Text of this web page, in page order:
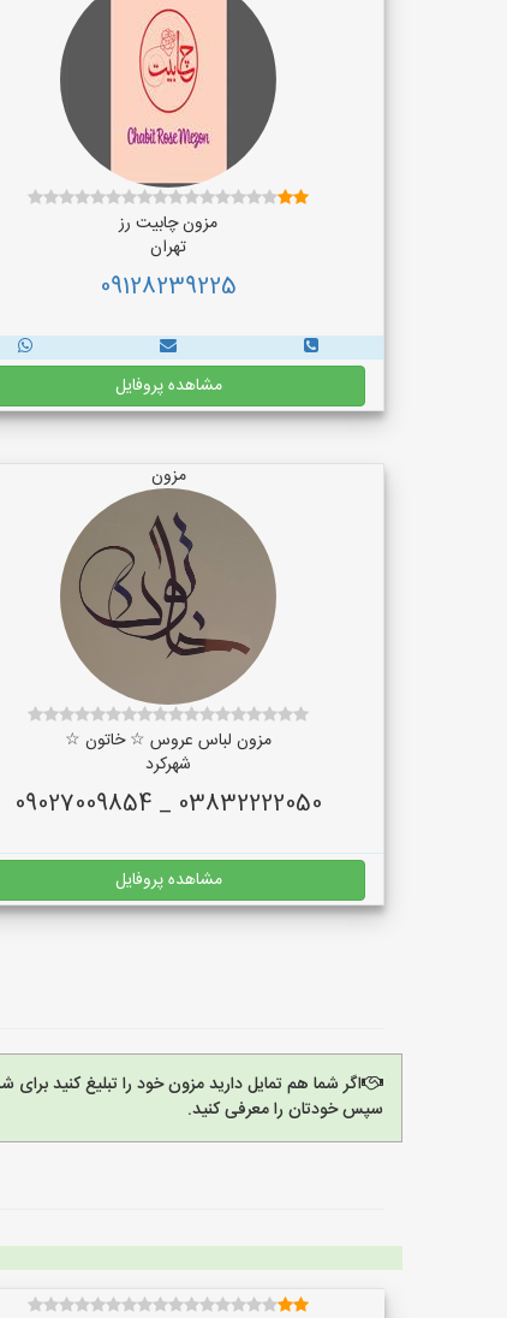
مزون چابیت رز
تهران
09128239225
مشاهده پروفایل
مزون
مزون لباس عروس ☆ خاتون ☆
شهرکرد
03832222050 _ 09027009854
مشاهده پروفایل
اگر شما هم تمایل دارید مزون خود را تبلیغ کنید
سپس خودتان را معرفی کنید.